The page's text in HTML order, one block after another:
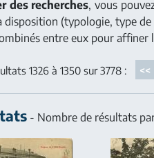
des recherches, vous
disposition (typologie, type
entre eux pour affiner
1326 à 1350 sur 3778 : <<
- Nombre de résultats